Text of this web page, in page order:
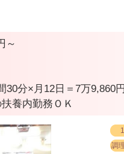
～
30分×月12日＝7万9,860
養内勤務ＯＫ
調